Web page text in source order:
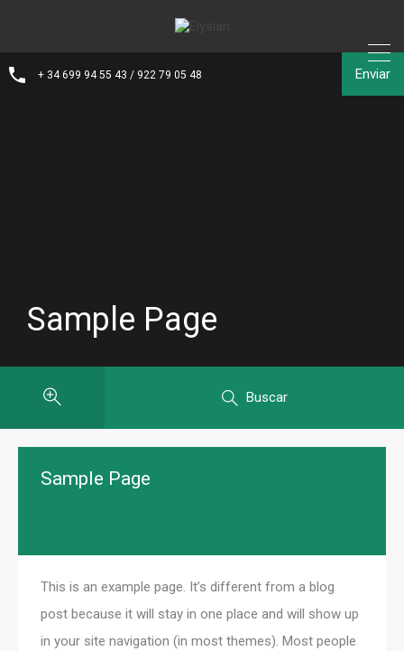
+ 34 699 94 55 43 / 922 79 05 48 Enviar
Sample Page
Buscar
Sample Page
This is an example page. It’s different from a blog
post because it will stay in one place and will show up
in your site navigation (in most themes). Most people